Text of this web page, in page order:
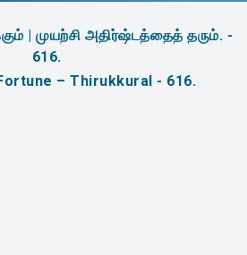
| முயற்சி அதிர்ஷ்டத்தைத் தரும். -
616.
– Thirukkural - 616.